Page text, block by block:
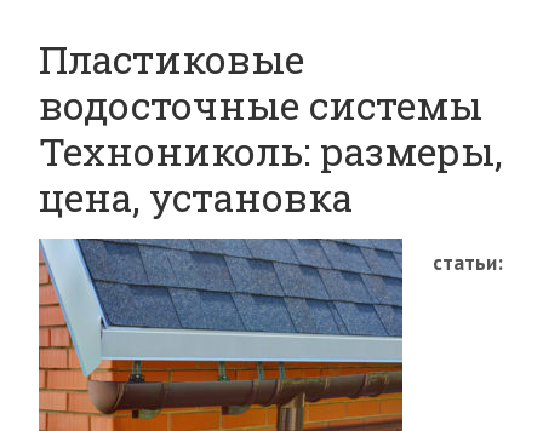
Пластиковые
водосточные системы
Технониколь: размеры,
цена, установка
статьи: